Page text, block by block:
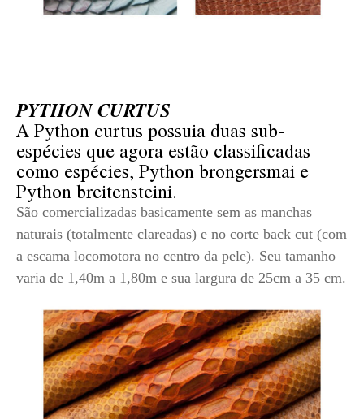
PYTHON CURTUS
A Python curtus possuia duas sub-
espécies que agora estão classificadas
como espécies, Python brongersmai e
Python breitensteini.
São comercializadas basicamente sem as manchas
naturais (totalmente clareadas) e no corte back cut (com
a escama locomotora no centro da pele). Seu tamanho
varia de 1,40m a 1,80m e sua largura de 25cm a 35 cm.